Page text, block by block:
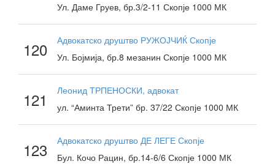
Ул. Даме Груев, бр.3/2-11 Скопје 1000 МК
120
Адвокатско друштво РУЖОЈЧИЌ Скопје
Ул. Бојмија, бр.8 мезанин Скопје 1000 МК
121
Леонид ТРПЕНОСКИ, адвокат
ул. “Аминта Трети” бр. 37/22 Скопје 1000 МК
123
Адвокатско друштво ДЕ ЛЕГЕ Скопје
Бул. Кочо Рацин, бр.14-6/6 Скопје 1000 МК